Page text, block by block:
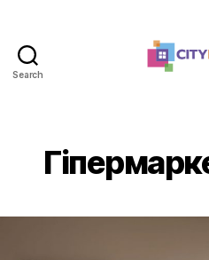
Search